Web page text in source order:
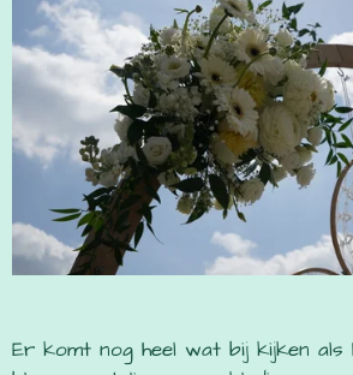
Er komt nog heel wat bij kijken als